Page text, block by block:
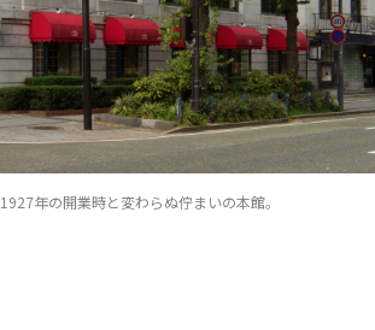
1927年の開業時と変わらぬ佇まいの本館。